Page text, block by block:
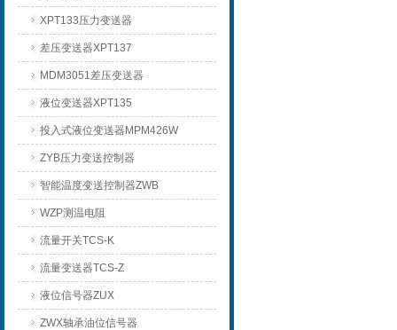
XPT133压力变送器
差压变送器XPT137
MDM3051差压变送器
液位变送器XPT135
投入式液位变送器MPM426W
ZYB压力变送控制器
智能温度变送控制器ZWB
WZP测温电阻
流量开关TCS-K
流量变送器TCS-Z
液位信号器ZUX
ZWX轴承油位信号器